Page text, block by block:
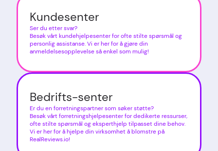
Kundesenter
Ser du etter svar?
Besøk vårt kundehjelpesenter for ofte stilte spørsmål og
personlig assistanse. Vi er her for å gjøre din
anmeldelsesopplevelse så enkel som mulig!
Bedrifts-senter
Er du en forretningspartner som søker støtte?
Besøk vårt forretningshjelpesenter for dedikerte ressurser,
ofte stilte spørsmål og eksperthjelp tilpasset dine behov.
Vi er her for å hjelpe din virksomhet å blomstre på
RealReviews.io!